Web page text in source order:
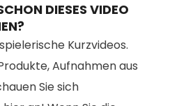
DIESES VIDEO
Kurzvideos.
Aufnahmen aus
Sie sich